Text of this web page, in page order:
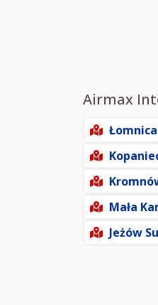
Airmax
Łomnica
Mała
Jeżów